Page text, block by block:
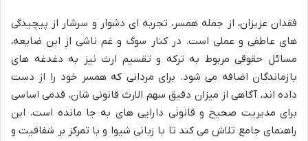
فقدان عزیزان، از جمله همسر، تجربه ای دشوار و سرشار از پیچیدگی
های عاطفی و عملی است. در کنار سوگ و غم ناشی از این ضایعه،
مسائل حقوقی مربوط به ترکه و تقسیم ارث نیز به دغدغه های
بازماندگان اضافه می شود. برای مردانی که همسر خود را از دست
داده اند، آگاهی از میزان دقیق سهم الارث قانونی شان، قدمی اساسی
برای مدیریت صحیح و قانونی دارایی های به جا مانده است. این
راهنمای جامع تلاش می کند تا با زبانی شیوا و با تمرکز بر شفافیت و